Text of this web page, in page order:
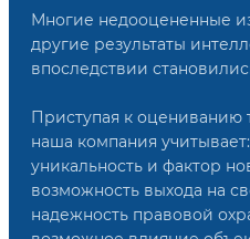
Многие недооцененные
другие результаты
впоследствии
Приступая к оцениванию
наша компания учитывает:
уникальность и фактор
возможность выхода на
надежность правовой